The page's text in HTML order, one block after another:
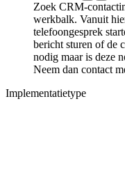
Zoek CRM-
werkbalk. Vanuit
telefoongesprek
bericht sturen of de
nodig maar is deze
Neem dan contact
Implementatietype